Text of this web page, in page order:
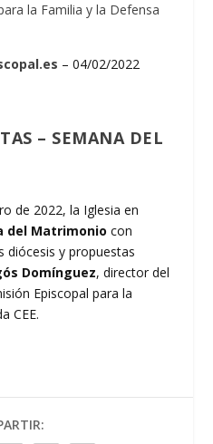
la Familia y la Defensa
– 04/02/2022
– SEMANA DEL
de 2022, la Iglesia en
del Matrimonio con
diócesis y propuestas
Domínguez, director del
Episcopal para la
CEE.